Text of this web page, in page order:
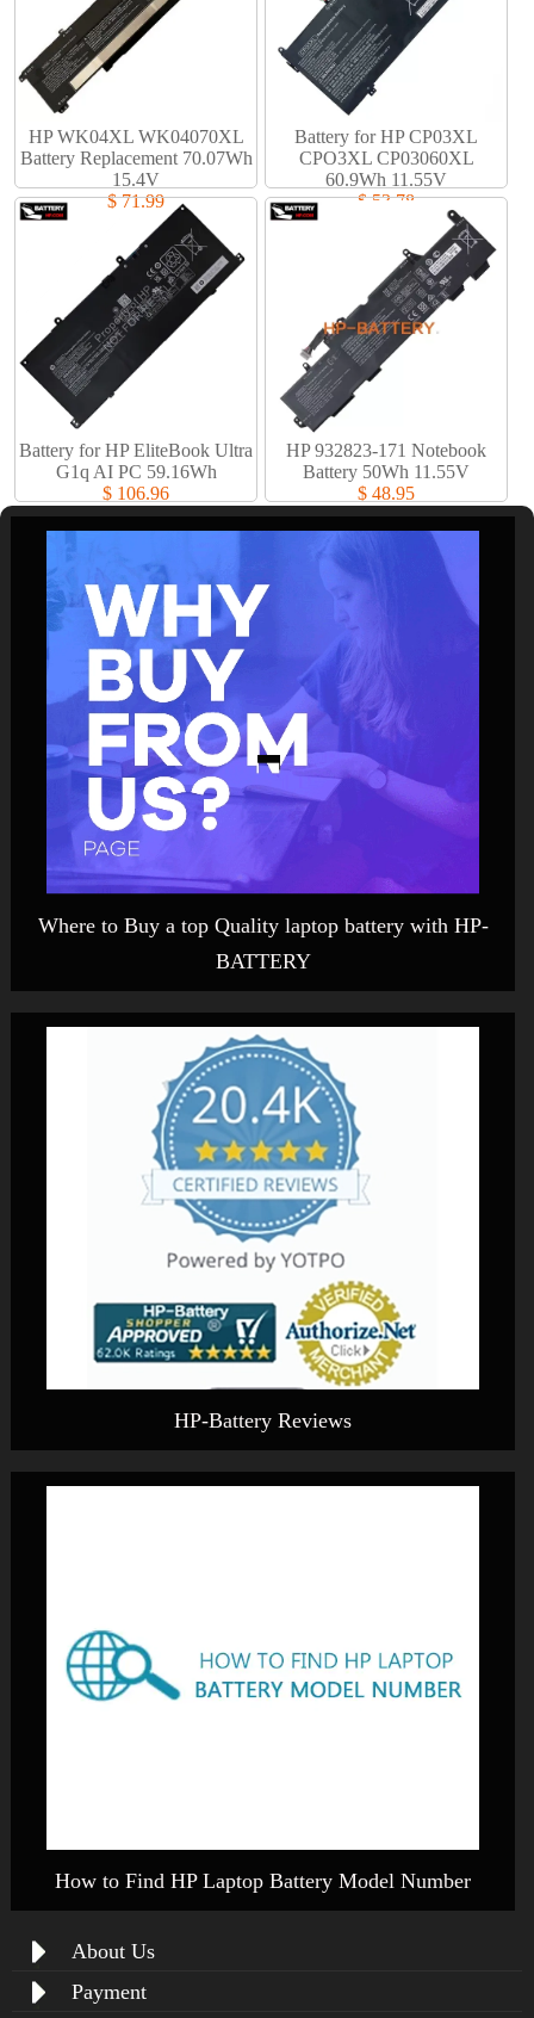
HP WK04XL WK04070XL
Battery Replacement 70.07Wh
15.4V
$ 71.99
Battery for HP CP03XL
CPO3XL CP03060XL
60.9Wh 11.55V
$ 53.78
Battery for HP EliteBook Ultra
G1q AI PC 59.16Wh
$ 106.96
HP 932823-171 Notebook
Battery 50Wh 11.55V
$ 48.95
Where to Buy a top Quality laptop battery with HP-
BATTERY
HP-Battery Reviews
How to Find HP Laptop Battery Model Number
About Us
Payment